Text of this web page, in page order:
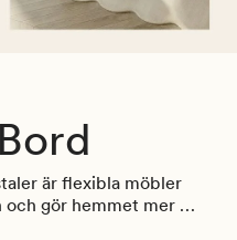
är flexibla möbler
gör hemmet mer
sidobord